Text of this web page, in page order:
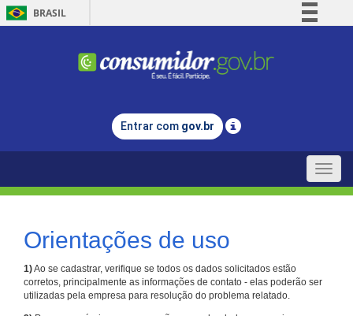
BRASIL
Comunica BR
Legislação
Entrar com gov.br
Toggle
Orientações de uso
1)Ao se cadastrar, verifique se todos os dados solicitados estão
corretos, principalmente as informações de contato - elas poderão ser
utilizadas pela empresa para resolução do problema relatado.